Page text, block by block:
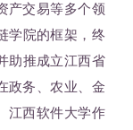
产交易等多个领
学院的框架，终
助推成立江西省
政务、农业、金
江西软件大学作